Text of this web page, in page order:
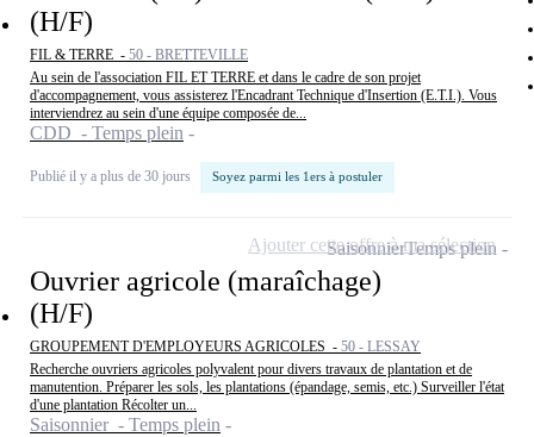
(H/F)
FIL & TERRE - 50 - BRETTEVILLE
Au sein de l'association FIL ET TERRE et dans le cadre de son projet
d'accompagnement, vous assisterez l'Encadrant Technique d'Insertion (E.T.I.). Vous
interviendrez au sein d'une équipe composée de...
CDD - Temps plein
Publié il y a plus de 30 jours Soyez parmi les 1ers à postuler
Ouvrier agricole (maraîchage)
(H/F)
GROUPEMENT D'EMPLOYEURS AGRICOLES - 50 - LESSAY
Recherche ouvriers agricoles polyvalent pour divers travaux de plantation et de
manutention. Préparer les sols, les plantations (épandage, semis, etc.) Surveiller l'état
d'une plantation Récolter un...
Saisonnier - Temps plein
SaisonnierTemps plein
Ajouter cette offre à ma sélection